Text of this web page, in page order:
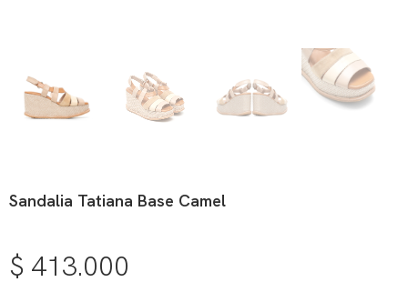
Sandalia Tatiana Base Camel
$ 413.000